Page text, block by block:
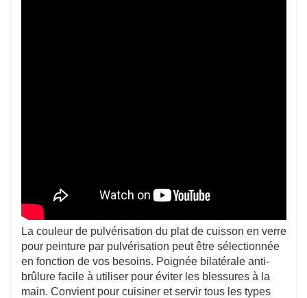
La couleur de pulvérisation du plat de cuisson en verre
pour peinture par pulvérisation peut être sélectionnée
en fonction de vos besoins. Poignée bilatérale anti-
brûlure facile à utiliser pour éviter les blessures à la
main. Convient pour cuisiner et servir tous les types